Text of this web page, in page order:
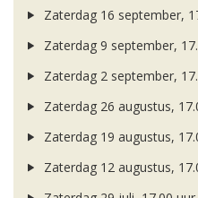
Zaterdag 16 september,
Zaterdag 9 september,
Zaterdag 2 september,
Zaterdag 26 augustus,
Zaterdag 19 augustus,
Zaterdag 12 augustus,